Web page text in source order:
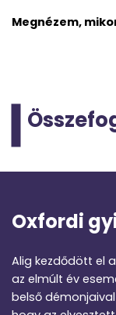
Megnézem,
Oxfordi
Alig kezdődött el
az elmúlt év
belső